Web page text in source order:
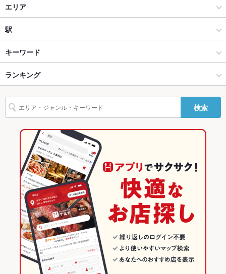
貸切
貸切不可 ：新橋での女子会や合コンにぜひ♪和牛とチーズが自
夜景がきれ
いなお席
設備
Wi-Fi
バリアフリ
ー
なし ：出来る限りお手伝いさせていただきます。お気軽にお声
かけください。
駐車場 なし ：近隣のコインパーキングをご利用頂けます。
その他設備 音楽やサプライズのお手伝いもさせていただきます♪
その他
飲み放題 あり ：新橋での女子会や合コンにぜひ♪和牛とチーズが自慢！
食べ放題 あり ：新橋での女子会や合コンにぜひ♪和牛とチーズが自慢！
カクテル充実、焼酎充実、日本酒充実、ワイン充実
お子様連れ
お子様連れ歓迎 ：ご家族様、お子様連れでのご利用もお待ち致
しております。
居酒屋
洋・和洋・各国料理・その他
銀座・有楽町・新橋・築地・月島 × 居酒屋
銀座・有楽町・新橋・築地・月島 × 洋・和洋・各国料理・その他
新橋駅 × 居酒屋
新橋駅 × 洋・和洋・各国料理・その他
イタリアン・フレンチ
イタリアン
銀座・有楽町・新橋・築地・月島 × イタリアン・フレンチ
銀座・有楽町・新橋・築地・月島 × イタリアン
新橋駅 × イタリアン・フレンチ
新橋駅 × イタリアン
エリア
新橋
新橋 × 居酒屋
新橋 × 洋・和洋・各国料理・その他
新橋 × イタリアン・フレンチ
新橋 × イタリアン
東京 × 居酒屋
東京 × 洋・和洋・各国料理・その他
東京 × イタリアン・フレンチ
東京 × イタリアン
駅
新橋駅
虎ノ門駅
虎ノ門ヒルズ駅
キーワード
エビ料理
パスタ ペペロンチーノ ジェノベーゼ ピザ
チーズケーキ
ランキング
東京のグルメランキング
東京の居酒屋ランキング
銀座・有楽町・新橋・築地・月島のグルメランキング
銀座・有楽町・新橋・築地・月島の居酒屋ランキング
新橋のグルメランキング
新橋の居酒屋ランキング
検索